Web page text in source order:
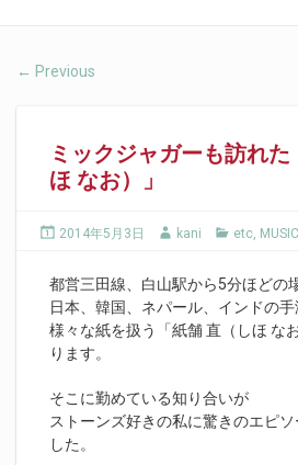
← Previous
ミックジャガーも訪れ
ほ なお）」
2014年5月3日 kani etc, MUSIC
都営三田線、白山駅から5分ほどの
日本、韓国、ネパール、インドの
様々な紙を扱う「紙舗 直（しほ な
ります。
そこに勤めている知り合いが
ストーンズ好きの私に驚きのエピ
した。